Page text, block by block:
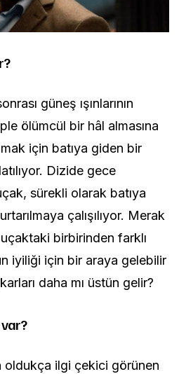
güneş ışınlarının
ölümcül bir hâl almasına
için batıya giden bir
Dizide gece
sürekli olarak batıya
çalışılıyor. Merak
birbirinden farklı
iyiliği için bir araya gelebilir
daha mı üstün gelir?
oldukça ilgi çekici görünen